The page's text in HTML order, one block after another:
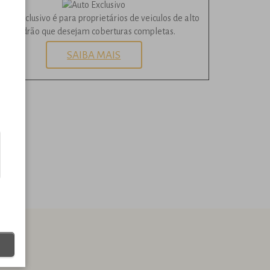
Auto Exclusivo é para proprietários de veiculos de alto
padrão que desejam coberturas completas.
SAIBA MAIS